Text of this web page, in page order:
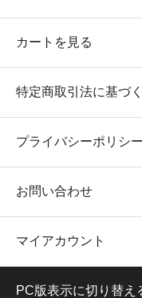
カートを見る
特定商取引法に基づ
プライバシーポリシー
お問い合わせ
マイアカウント
PC版表示に切り替え